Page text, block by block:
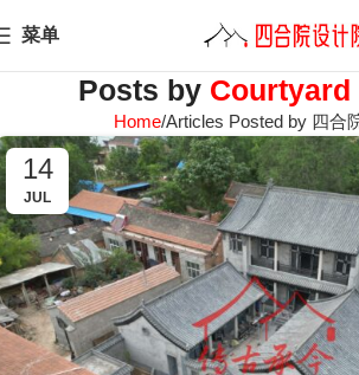
菜单
Posts by Courtyard
Home Articles Posted by 四合
14
JUL